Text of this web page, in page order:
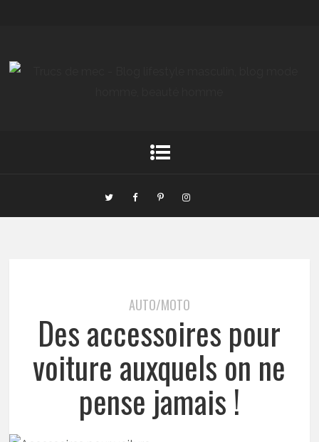
AUTO/MOTO
Des accessoires pour
voiture auxquels on ne
pense jamais !